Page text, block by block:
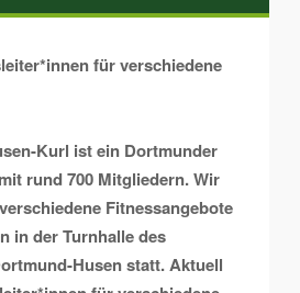
für verschiedene
Kurl ist ein Dortmunder
rund 700 Mitgliedern. Wir
Fitnessangebote
in der Turnhalle des
Husen statt. Aktuell